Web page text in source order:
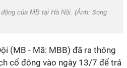
của MB tại Hà Nội. (Ảnh: Song
(MB - Mã: MBB) đã ra thông
cổ đông vào ngày 13/7 để trả